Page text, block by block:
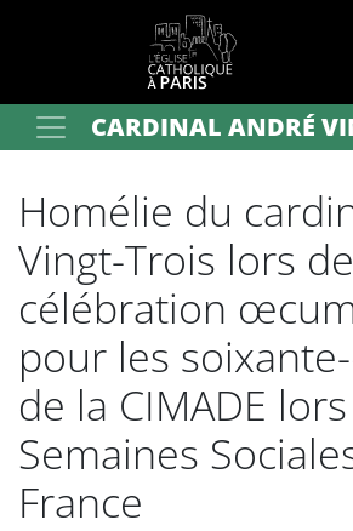
Votre rechercheCARDINAL ANDRÉ
Homélie du
Vingt-Trois lors
célébration
pour les
de la CIMADE
Semaines
France
Panneau de gestion des cookies